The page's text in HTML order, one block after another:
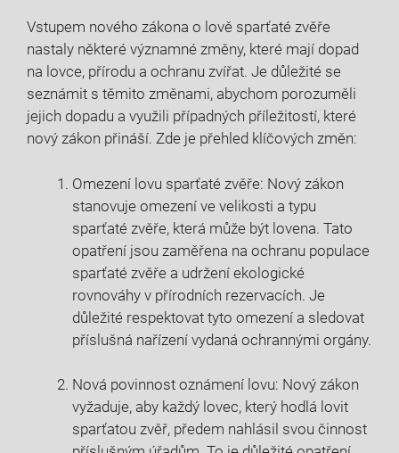
Vstupem nového zákona o lově sparťaté zvěře
nastaly některé významné změny, které ​mají dopad
na lovce, přírodu a ochranu zvířat. Je důležité se
seznámit ​s těmito změnami, abychom porozuměli
jejich dopadu ⁤a⁤ využili případných příležitostí, které
‍nový zákon ‍přináší.⁢ Zde je ⁤přehled klíčových změn:
Omezení⁤ lovu sparťaté zvěře: Nový zákon
stanovuje omezení ve velikosti a typu
sparťaté zvěře, která může ‌být lovena. Tato
opatření jsou zaměřena na​ ochranu populace
⁣sparťaté⁤ zvěře a udržení ekologické
rovnováhy v​ přírodních rezervacích. Je
důležité respektovat tyto omezení a⁣ sledovat
příslušná‍ nařízení vydaná ochrannými orgány.
Nová povinnost oznámení‌ lovu: Nový zákon
vyžaduje, aby​ každý lovec, který⁤ hodlá lovit‌
sparťatou‍ zvěř, předem nahlásil svou činnost‌